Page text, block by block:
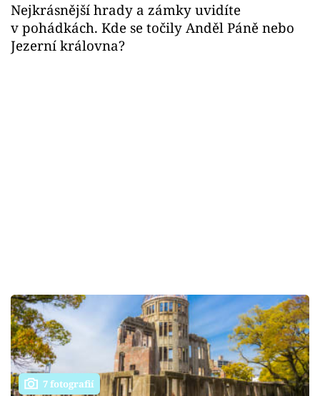
Nejkrásnější hrady a zámky uvidíte
v pohádkách. Kde se točily Anděl Páně nebo
Jezerní královna?
7 fotografií